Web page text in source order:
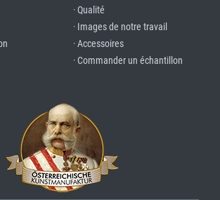
· Qualité
· Images de notre travail
· Accessoires
· Commander un échantillon